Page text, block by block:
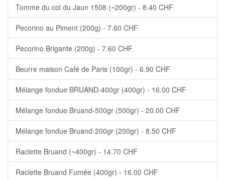
Tomme du col du Jaun 1508 (~200gr) - 8.40 CHF
Pecorino au Piment (200g) - 7.60 CHF
Pecorino Brigante (200g) - 7.60 CHF
Beurre maison Café de Paris (100gr) - 6.90 CHF
Mélange fondue BRUAND-400gr (400gr) - 16.00 CHF
Mélange fondue Bruand-500gr (500gr) - 20.00 CHF
Mélange fondue Bruand-200gr (200gr) - 8.50 CHF
Raclette Bruand (~400gr) - 14.70 CHF
Raclette Bruand Fumée (400gr) - 16.00 CHF